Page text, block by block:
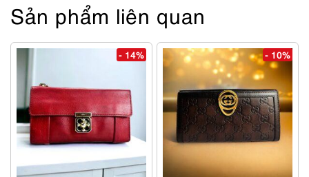
Sản phẩm liên quan
- 14% - 10%